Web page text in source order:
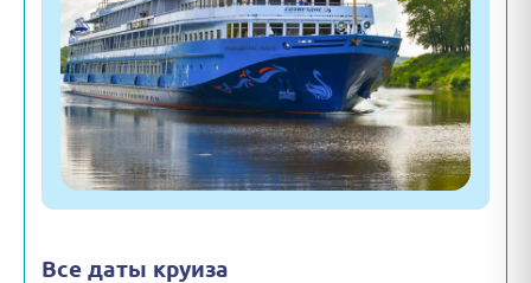
Все даты круиза